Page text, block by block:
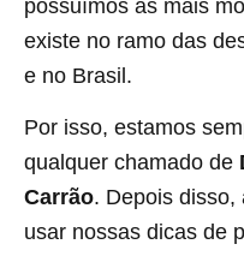
possuímos as mais
existe no ramo das
e no Brasil.
Por isso, estamos
qualquer chamado de
Carrão. Depois disso,
usar nossas dicas de